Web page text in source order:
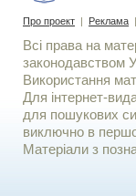
Про проект | Реклама |
Всі права на
законодавством
Використання
Для iнтернет-
для пошукових
виключно в
Матеріали з